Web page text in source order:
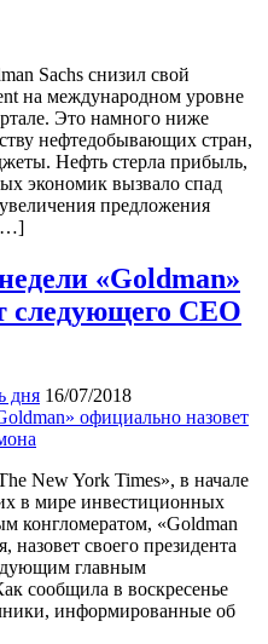
Sachs снизил свой
на международном уровне
Это намного ниже
нефтедобывающих стран,
Нефть стерла прибыль,
экономик вызвало спад
предложения
«Goldman»
следующего CEO
дня 16/07/2018
New York Times», в начале
в мире инвестиционных
конгломератом, «Goldman
назовет своего президента
главным
сообщила в воскресенье
информированные об